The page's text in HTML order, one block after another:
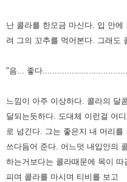
난 콜라를 한모금 마신다. 입 안에
려 그의 꼬추를 먹어본다. 그래도
"음... 좋다
느낌이 아주 이상하다. 콜라의 달
달되는듯하다.
도대체 이런걸 어
로 넘긴다.
그는 좋은지 내 머리를
쓰다듬어 준다. 어느덧 내입안의
하는거보다는 콜라때문에 목이 따
피며 콜라를 마시며 티비를 보고